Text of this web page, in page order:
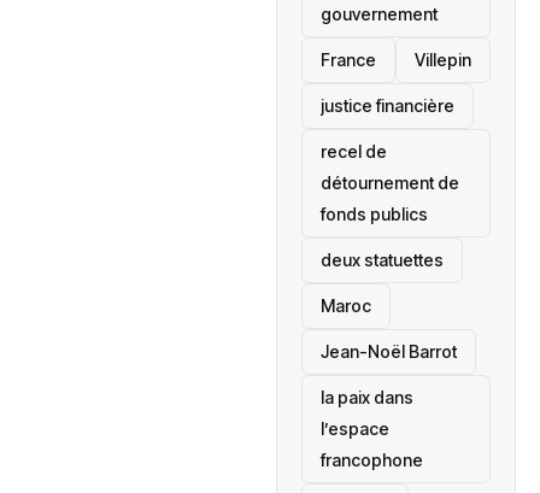
gouvernement
France Villepin
justice financière
recel de
détournement de
fonds publics
deux statuettes
Maroc
Jean-Noël Barrot
la paix dans
l’espace
francophone